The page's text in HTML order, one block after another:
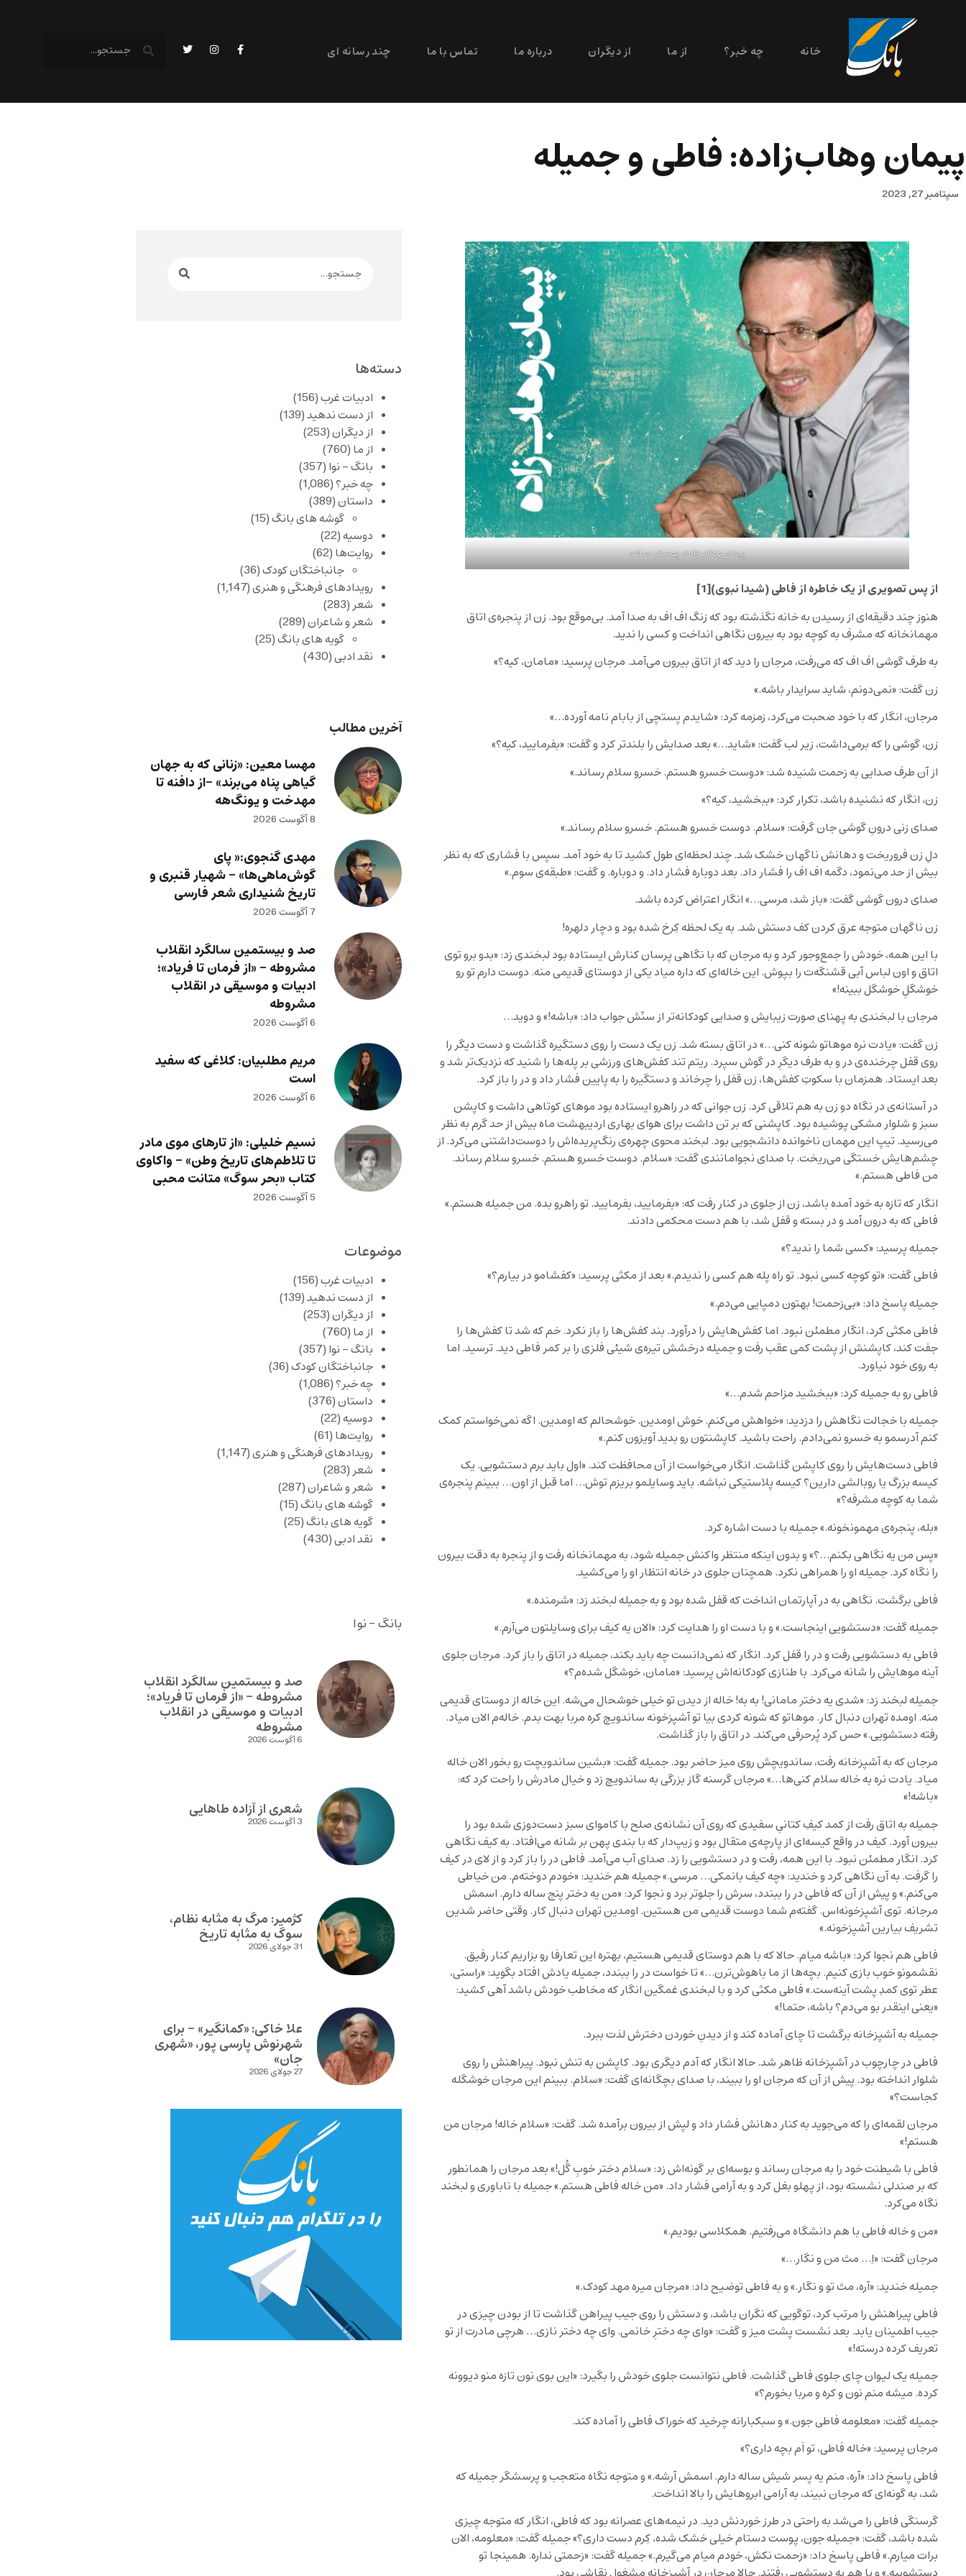
خانه چه خبر؟ از ما از دیگران درباره ما تماس با ما چند رسانه ای
پیمان وهاب‌زاده: فاطی و جمیله
سپتامبر 27, 2023
پیمان وهاب‌زاده، پوستر: ساعد
از پس تصویری از یک خاطره از فاطی (شیدا نبوی)[1]
هنوز چند دقیقه‌ای از رسیدن به خانه نگذشته بود که زنگ اف اف به صدا آمد. بی‌موقع بود. زن از پنجره‌ی اتاق
مهمانخانه که مشرف به کوچه بود به بیرون نگاهی انداخت و کسی را ندید.
به طرف گوشی اف اف که می‌رفت، مرجان را دید که از اتاق بیرون می‌آمد. مرجان پرسید: «مامان، کیه؟»
زن گفت: «نمی‌دونم، شاید سرایدار باشه.»
مرجان، انگار که با خود صحبت می‌کرد، زمزمه کرد: «شایدم پستچی از بابام نامه آورده…»
زن، گوشی را که برمی‌داشت، زیر لب گفت: «شاید…» بعد صدایش را بلندتر کرد و گفت: «بفرمایید، کیه؟»
از آن طرف صدایی به زحمت شنیده شد: «دوست خسرو هستم. خسرو سلام رساند.»
زن، انگار که نشنیده باشد، تکرار کرد: «ببخشید، کیه؟»
صدای زنی درونِ گوشی جان گرفت: «سلام. دوست خسرو هستم. خسرو سلام رساند.»
دلِ زن فروریخت و دهانش ناگهان خشک شد. چند لحظه‌ای طول کشید تا به خود آمد. سپس با فشاری که به نظر
بیش از حد می‌نمود، دگمه اف اف را فشار داد. بعد دوباره فشار داد. و دوباره. و گفت: «طبقه‌ی سوم.»
صدای درون گوشی گفت: «باز شد، مرسی…» انگار اعتراض کرده باشد.
زن ناگهان متوجه عرق کردن کف دستش شد. به یک لحظه کِرخ شده بود و دچار دلهره!
با این همه، خودش را جمع‌وجور کرد و به مرجان که با نگاهی پرسان کنارش ایستاده بود لبخندی زد: «بدو برو توی
اتاق و اون لباس آبی قشنگه‌ت را بپوش. این خاله‌ای که داره میاد یکی از دوستای قدیمی منه. دوست دارم تو رو
خوشگلِ خوشگل ببینه!»
مرجان با لبخندی به پهنای صورت زیبایش و صدایی کودکانه‌تر از سنّش جواب داد: «باشه!» و دوید…
زن گفت: «یادت نره موهاتو شونه کنی…» در اتاق بسته شد. زن یک دست را روی دستگیره گذاشت و دست دیگر را
روی قفل چرخنده‌ی در و به طرف دیگرِ در گوش سپرد. ریتم تند کفش‌های ورزشی بر پله‌ها را شنید که نزدیک‌تر شد و
بعد ایستاد. همزمان با سکوتِ کفش‌ها، زن قفل را چرخاند و دستگیره را به پایین فشار داد و در را باز کرد.
در آستانه‌ی در نگاه دو زن به هم تلاقی کرد. زن جوانی که در راهرو ایستاده بود موهای کوتاهی داشت و کاپشن
سبز و شلوار مشکی پوشیده بود. کاپشنی که بر تن داشت برای هوای بهاری اردیبهشت ماه بیش از حد گرم به نظر
می‌رسید. تیپ این مهمان ناخوانده دانشجویی بود. لبخند محوی چهره‌ی رنگ‌پریده‌اش را دوست‌داشتنی می‌کرد. از
چشم‌هایش خستگی می‌ریخت. با صدای نجوامانندی گفت: «سلام. دوست خسرو هستم. خسرو سلام رساند.
من فاطی هستم.»
انگار که تازه به خود آمده باشد، زن از جلوی در کنار رفت که: «بفرمایید، بفرمایید. تو راهرو بده. من جمیله هستم.»
فاطی که به درون آمد و در بسته و قفل شد، با هم دست محکمی دادند.
جمیله پرسید: «کسی شما را ندید؟»
فاطی گفت: «تو کوچه کسی نبود. تو راه پله هم کسی را ندیدم.» بعد از مکثی پرسید: «کفشامو در بیارم؟»
جمیله پاسخ داد: «بی‌زحمت! بهتون دمپایی می‌دم.»
فاطی مکثی کرد، انگار مطمئن نبود. اما کفش‌هایش را درآورد. بند کفش‌ها را باز نکرد. خم که شد تا کفش‌ها را
جفت کند، کاپشنش از پشت کمی عقب رفت و جمیله درخشش تیره‌ی شیئی فلزی را بر کمر فاطی دید. ترسید. اما
به روی خود نیاورد.
فاطی رو به جمیله کرد: «ببخشید مزاحم شدم…»
جمیله با خجالت نگاهش را دزدید: «خواهش می‌کنم. خوش اومدین. خوشحالم که اومدین. اگه نمی‌خواستم کمک
کنم آدرسمو به خسرو نمی‌دادم. راحت باشید. کاپشنتون رو بدید آویزون کنم.»
فاطی دست‌هایش را روی کاپشن گذاشت. انگار می‌خواست از آن محافظت کند. «اول باید برم دستشویی. یک
کیسه بزرگ یا روبالشی دارین؟ کیسه پلاستیکی نباشه. باید وسایلمو بریزم توش… اما قبل از اون… ببینم پنجره‌ی
شما به کوچه مشرفه؟»
«بله، پنجره‌ی مهمونخونه.» جمیله با دست اشاره کرد.
«پس من یه نگاهی بکنم…؟» و بدون اینکه منتظر واکنش جمیله شود، به مهمانخانه رفت و از پنجره به دقت بیرون
را نگاه کرد. جمیله او را همراهی نکرد. همچنان جلوی در خانه انتظار او را می‌کشید.
فاطی برگشت. نگاهی به در آپارتمان انداخت که قفل شده بود و به جمیله لبخند زد: «شرمنده.»
جمیله گفت: «دستشویی اینجاست.» و با دست او را هدایت کرد: «الان یه کیف برای وسایلتون می‌آرم.»
فاطی به دستشویی رفت و در را قفل کرد. انگار که نمی‌دانست چه باید بکند، جمیله در اتاق را باز کرد. مرجان جلوی
آینه موهایش را شانه می‌کرد. با طنازی کودکانه‌اش پرسید: «مامان، خوشگل شده‌م؟»
جمیله لبخند زد: «شدی یه دختر مامانی! به به! خاله از دیدن تو خیلی خوشحال می‌شه. این خاله از دوستای قدیمی
منه. اومده تهران دنبال کار. موهاتو که شونه کردی بیا تو آشپزخونه ساندویچ کره مربا بهت بدم. خاله‌م الان میاد.
رفته دستشویی.» حس کرد پُرحرفی می‌کند. در اتاق را باز گذاشت.
مرجان که به آشپزخانه رفت، ساندویچش روی میز حاضر بود. جمیله گفت: «بشین ساندویچت رو بخور الان خاله
میاد. یادت نره به خاله سلام کنی‌ها…» مرجان گرسنه گاز بزرگی به ساندویچ زد و خیال مادرش را راحت کرد که:
«باشه!»
جمیله به اتاق رفت از کمد کیفِ کتانیِ سفیدی که روی آن نشانه‌ی صلح با کاموای سبز دست‌دوزی شده بود را
بیرون آورد. کیف در واقع کیسه‌ای از پارچه‌ی متقال بود و زیپ‌دار که با بندی پهن بر شانه می‌افتاد. به کیف نگاهی
کرد. انگار مطمئن نبود. با این همه، رفت و در دستشویی را زد. صدای آب می‌آمد. فاطی در را باز کرد و از لای در کیف
را گرفت. به آن نگاهی کرد و خندید: «چه کیف بانمکی… مرسی.» جمیله هم خندید: «خودم دوخته‌م. من خیاطی
می‌کنم.» و پیش از آن که فاطی در را ببندد، سرش را جلوتر برد و نجوا کرد: «من یه دختر پنج ساله دارم. اسمش
مرجانه. توی آشپزخونه‌اس. گفته‌م شما دوست قدیمی من هستین. اومدین تهران دنبال کار. وقتی حاضر شدین
تشریف بیارین آشپزخونه.»
فاطی هم نجوا کرد: «باشه میام. حالا که با هم دوستای قدیمی هستیم، بهتره این تعارفا رو بزاریم کنار رفیق.
نقشمونو خوب بازی کنیم. بچه‌ها از ما باهوش‌ترن…» تا خواست در را ببندد، جمیله یادش افتاد بگوید: «راستی،
عطر توی کمدِ پشت آینه‌ست.» فاطی مکثی کرد و با لبخندی غمگین انگار که مخاطب خودش باشد آهی کشید:
«یعنی اینقدر بو می‌دم؟ باشه، حتما!»
جمیله به آشپزخانه برگشت تا چای آماده کند و از دیدنِ خوردن دخترش لذت ببرد.
فاطی در چارچوب در آشپزخانه ظاهر شد. حالا انگار که آدم دیگری بود. کاپشن به تنش نبود. پیراهنش را روی
شلوار انداخته بود. پیش از آن که مرجان او را ببیند، با صدای بچگانه‌ای گفت: «سلام. ببینم این مرجان خوشگله
کجاست؟»
مرجان لقمه‌ای را که می‌جوید به کنار دهانش فشار داد و لپش از بیرون برآمده شد. گفت: «سلام خاله! مرجان من
هستم!»
فاطی با شیطنت خود را به مرجان رساند و بوسه‌ای بر گونه‌اش زد: «سلام دختر خوبِ گُل!» بعد مرجان را همانطور
که بر صندلی نشسته بود، از پهلو بغل کرد و به آرامی فشار داد. «من خاله فاطی هستم.» جمیله با ناباوری و لبخند
نگاه می‌کرد.
«من و خاله فاطی با هم دانشگاه می‌رفتیم. همکلاسی بودیم.»
مرجان گفت: «اِ… مث من و نگار…»
جمیله خندید: «آره، مث تو و نگار.» و به فاطی توضیح داد: «مرجان میره مهد کودک.»
فاطی پیراهنش را مرتب کرد، توگویی که نگران باشد، و دستش را روی جیب پیراهن گذاشت تا از بودن چیزی در
جیب اطمینان یابد. بعد نشست پشت میز و گفت: «وای چه دخترِ خانمی. وای چه دختر نازی… هرچی مادرت از تو
تعریف کرده درسته!»
جمیله یک لیوان چای جلوی فاطی گذاشت. فاطی نتوانست جلوی خودش را بگیرد: «این بوی نون تازه منو دیوونه
کرده. میشه منم نون و کره و مربا بخورم؟»
جمیله گفت: «معلومه فاطی جون.» و سبکبارانه چرخید که خوراک فاطی را آماده کند.
مرجان پرسید: «خاله فاطی، تو اَم بچه داری؟»
فاطی پاسخ داد: «آره، منم یه پسر شیش ساله دارم. اسمش آرشه.» و متوجه نگاه متعجب و پرسشگر جمیله که
شد، به گونه‌ای که مرجان نبیند، به آرامی ابروهایش را بالا انداخت.
گرسنگی فاطی را می‌شد به راحتی در طرز خوردنش دید. در نیمه‌های عصرانه بود که فاطی، انگار که متوجه چیزی
شده باشد، گفت: «جمیله جون، پوست دستام خیلی خشک شده، کِرم دست داری؟» جمیله گفت: «معلومه، الان
برات میارم.» فاطی پاسخ داد: «زحمت نکش، خودم میام می‌گیرم.» جمیله گفت: «زحمتی نداره. همینجا تو
دسته‌ها
ادبیات غرب(156)
از دست ندهید(139)
از دیگران(253)
از ما (760)
بانگ – نوا (357)
چه خبر؟(1,086)
داستان(389)
گوشه های بانگ(15)
دوسیه(22)
روایت‌ها (62)
جانباختگان کودک(36)
رویدادهای فرهنگی و هنری(1,147)
شعر(283)
شعر و شاعران(289)
گویه های بانگ(25)
نقد ادبی(430)
آخرین مطالب
مهسا معین: «زنانی که به جهان
گیاهی پناه می‌برند» -از دافنه تا
مهدخت و یونگ‌هه
8 آگوست 2026
مهدی گنجوی:« پای
گوش‌ماهی‌ها» – شهیار قنبری و
تاریخ شنیداری شعر فارسی
7 آگوست 2026
صد و بیستمین سالگرد انقلاب
مشروطه – «از فرمان تا فریاد»؛
ادبیات و موسیقی در انقلاب
مشروطه
6 آگوست 2026
مریم مطلبیان: کلاغی که سفید
است
6 آگوست 2026
نسیم خلیلی: «از تارهای موی مادر
تا تلاطم‌های تاریخ وطن» – واکاوی
کتاب «بحر سوگ» متانت محبی
5 آگوست 2026
موضوعات
ادبیات غرب(156)
از دست ندهید(139)
از دیگران(253)
از ما (760)
بانگ – نوا (357)
جانباختگان کودک(36)
چه خبر؟(1,086)
داستان(376)
دوسیه(22)
روایت‌ها (61)
رویدادهای فرهنگی و هنری(1,147)
شعر (283)
شعر و شاعران(287)
گوشه های بانگ(15)
گویه های بانگ(25)
نقد ادبی(430)
بانگ - نوا
صد و بیستمین سالگرد انقلاب
مشروطه – «از فرمان تا فریاد»؛
ادبیات و موسیقی در انقلاب
مشروطه
6 آگوست 2026
شعری از آزاده طاهایی
3 آگوست 2026
کژمیر: مرگ به مثابه نظام،
سوگ به مثابه تاریخ
31 جولای 2026
علا خاکی: «کمانگیر» – برای
شهرنوش پارسی پور، «شهری
جان»
27 جولای 2026